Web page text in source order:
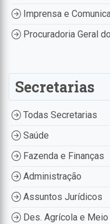
Imprensa e
Procuradoria Geral
Secretarias
Todas Secretarias
Saúde
Fazenda e Finanças
Administração
Assuntos Jurídicos
Des. Agrícola e